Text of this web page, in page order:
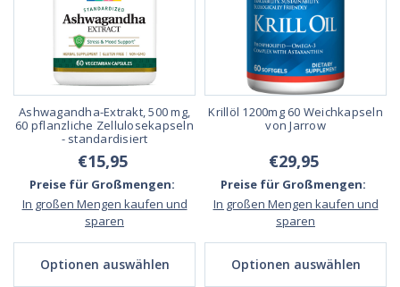
Ashwagandha-Extrakt, 500 mg,
60 pflanzliche Zellulosekapseln
- standardisiert
€15,95
Preise für Großmengen:
In großen Mengen kaufen und
sparen
Optionen auswählen
Krillöl 1200mg 60 Weichkapseln
von Jarrow
€29,95
Preise für Großmengen:
In großen Mengen kaufen und
sparen
Optionen auswählen